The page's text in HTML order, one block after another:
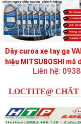
Dây curoa xe tay ga
hiệu MITSUBOSHI mã
Liên hệ:
LOCTITE@